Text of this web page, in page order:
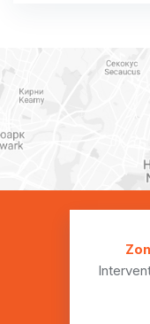
Installation
Installation
Installation
Installation
Installation